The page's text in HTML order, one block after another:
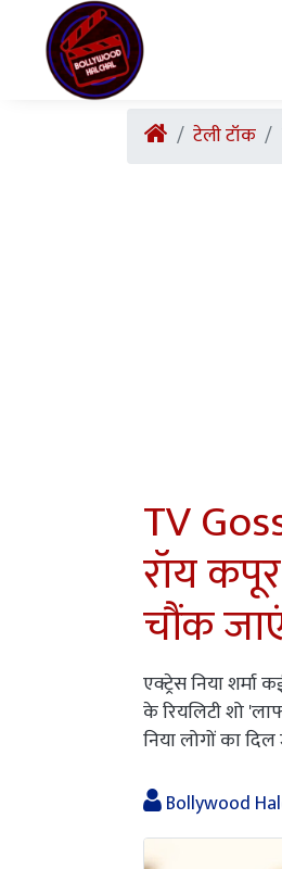
टेली टॉक
TV
रॉय
चौंक
एक्ट्रेस निया
के रियलिटी शो
निया लोगों का दिल
Bollywood